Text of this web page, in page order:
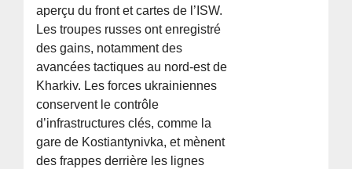
aperçu du front et cartes de l’ISW.
Les troupes russes ont enregistré
des gains, notamment des
avancées tactiques au nord-est de
Kharkiv. Les forces ukrainiennes
conservent le contrôle
d’infrastructures clés, comme la
gare de Kostiantynivka, et mènent
des frappes derrière les lignes